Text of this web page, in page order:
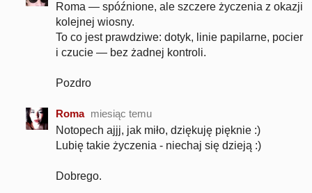
Roma — spóźnione, ale szczere życzenia z okazji
kolejnej wiosny.
To co jest prawdziwe: dotyk, linie papilarne, pocier
i czucie — bez żadnej kontroli.
Pozdro
Roma miesiąc temu
Notopech ajjj, jak miło, dziękuję pięknie :)
Lubię takie życzenia - niechaj się dzieją :)
Dobrego.